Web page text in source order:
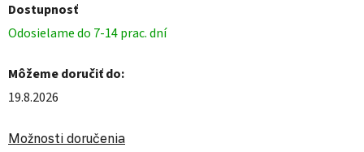
Dostupnosť
Odosielame do 7-14 prac. dní
Môžeme doručiť do:
19.8.2026
Možnosti doručenia